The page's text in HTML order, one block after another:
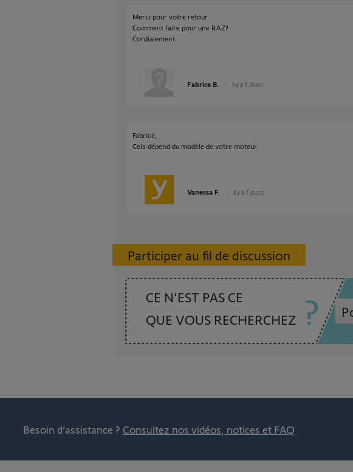
Merci pour votre retour.
Comment faire pour une RAZ?
Cordialement
Fabrice B. il y a 9 jours
Fabrice,
Cela dépend du modèle de votre moteur.
Vanessa F. il y a 7 jours
Participer au fil de discussion
CE N'EST PAS CE
QUE VOUS RECHERCHEZ
Besoin d’assistance ? Consultez nos vidéos, notices et FAQ